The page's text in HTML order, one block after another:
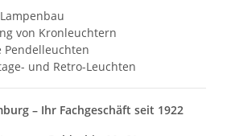
von Kronleuchtern
Pendelleuchten
und Retro-Leuchten
– Ihr Fachgeschäft seit 1922